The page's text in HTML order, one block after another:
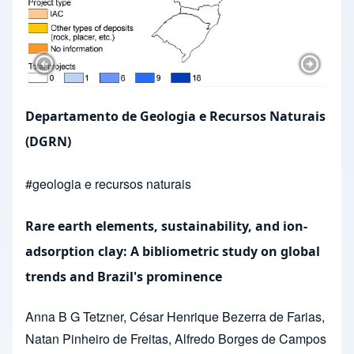
Departamento de Geologia e Recursos Naturais
(DGRN)
#geologia e recursos naturais
Rare earth elements, sustainability, and ion-
adsorption clay: A bibliometric study on global
trends and Brazil's prominence
Anna B G Tetzner, César Henrique Bezerra de Farias,
Natan Pinheiro de Freitas, Alfredo Borges de Campos
Previous Slide Next